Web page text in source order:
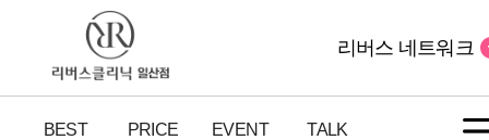
BEST PRICE EVENT TALK
리버스 네트워크